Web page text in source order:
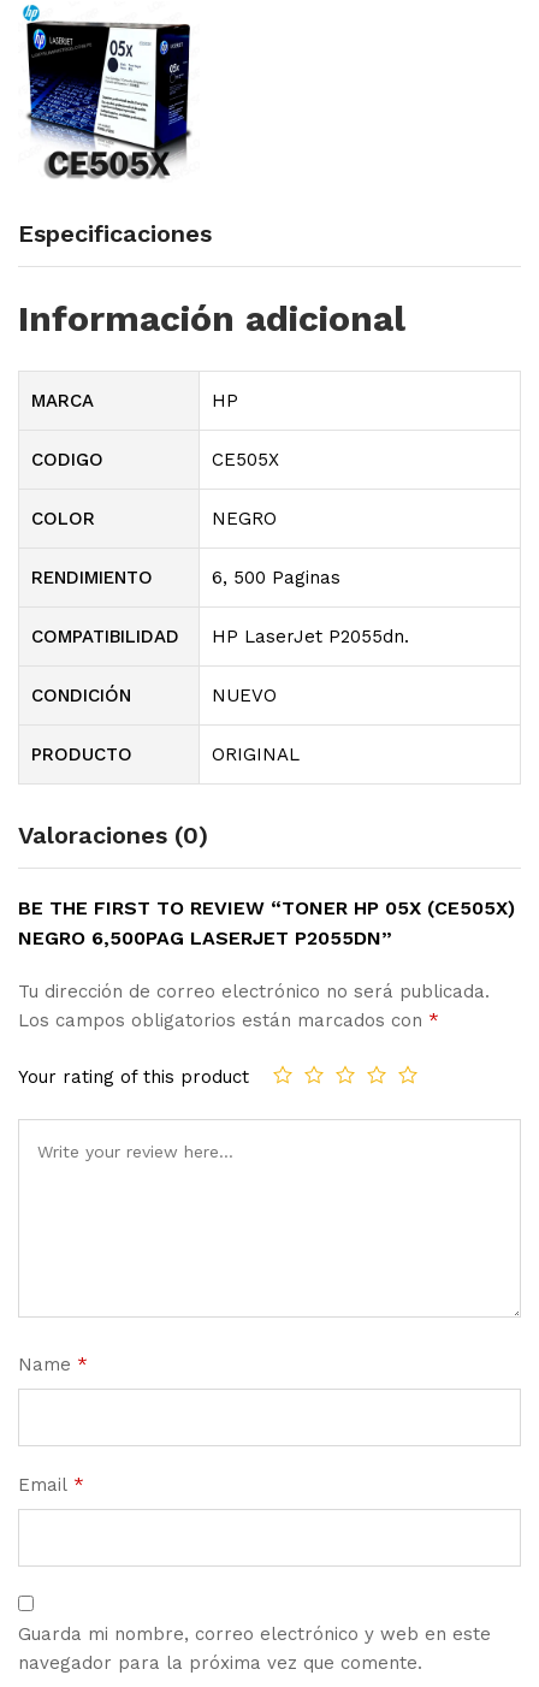
Especificaciones
Información adicional
MARCA HP
CODIGO CE505X
COLOR NEGRO
RENDIMIENTO 6, 500 Paginas
COMPATIBILIDAD HP LaserJet P2055dn.
CONDICIÓN NUEVO
PRODUCTO ORIGINAL
Valoraciones (0)
BE THE FIRST TO REVIEW “TONER HP 05X (CE505X)
NEGRO 6,500PAG LASERJET P2055DN”
Tu dirección de correo electrónico no será publicada.
Los campos obligatorios están marcados con *
Your rating of this product
Name *
Email *
Guarda mi nombre, correo electrónico y web en este
navegador para la próxima vez que comente.